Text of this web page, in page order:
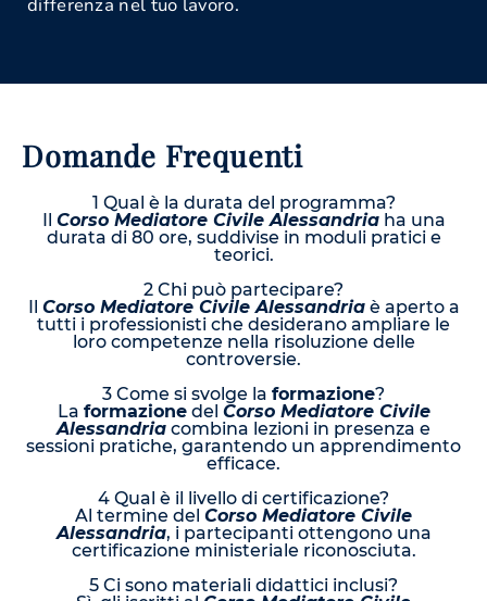
differenza nel tuo lavoro.
Domande Frequenti
1 Qual è la durata del programma?
Corso Mediatore Civile Alessandriaha una
durata di 80 ore, suddivise in moduli pratici e
teorici.
2 Chi può partecipare?
Corso Mediatore Civile Alessandriaè aperto a
tutti i professionisti che desiderano ampliare le
loro competenze nella risoluzione delle
controversie.
3 Come si svolge la formazione?
La formazionedel Corso Mediatore Civile
Alessandria combina lezioni in presenza e
sessioni pratiche, garantendo un apprendimento
efficace.
4 Qual è il livello di certificazione?
Al termine del Corso Mediatore Civile
Alessandria, i partecipanti ottengono una
certificazione ministeriale riconosciuta.
5 Ci sono materiali didattici inclusi?